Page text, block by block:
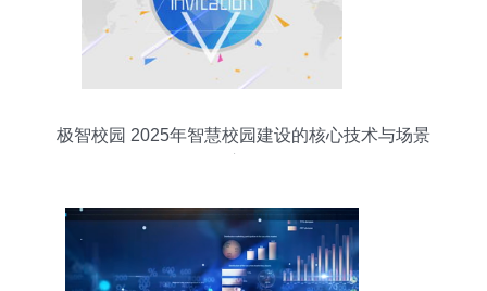
极智校园 2025年智慧校园建设的核心技术与场景